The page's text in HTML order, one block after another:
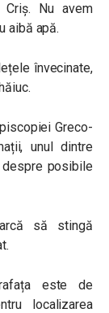
Nu avem
aibă apă.
învecinate,
Greco-
unul dintre
posibile
să stingă
este de
localizarea